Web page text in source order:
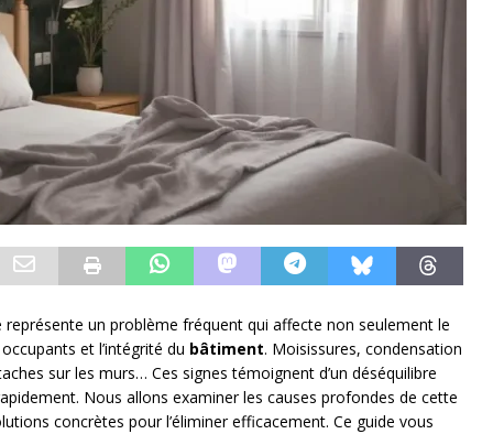
représente un problème fréquent qui affecte non seulement le
et l’intégrité du bâtiment. Moisissures, condensation
sur les murs… Ces signes témoignent d’un déséquilibre
Nous allons examiner les causes profondes de cette
concrètes pour l’éliminer efficacement. Ce guide vous